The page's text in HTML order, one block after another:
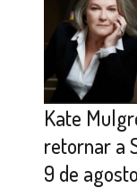
Kate
retornar a
9 de